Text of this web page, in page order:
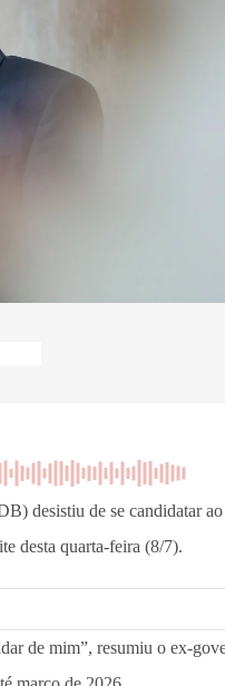
desistiu de se candidatar
desta quarta-feira (8/7).
de mim”, resumiu o ex-